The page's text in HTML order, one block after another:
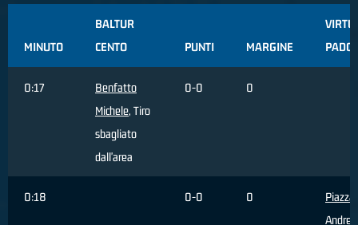
MINUTO
BALTUR
CENTO
PUNTI MARGINE
0:17
Benfatto
Michele, Tiro
sbagliato
dall'area
0-0 0
0:18 0-0 0
Piazza
Andrea